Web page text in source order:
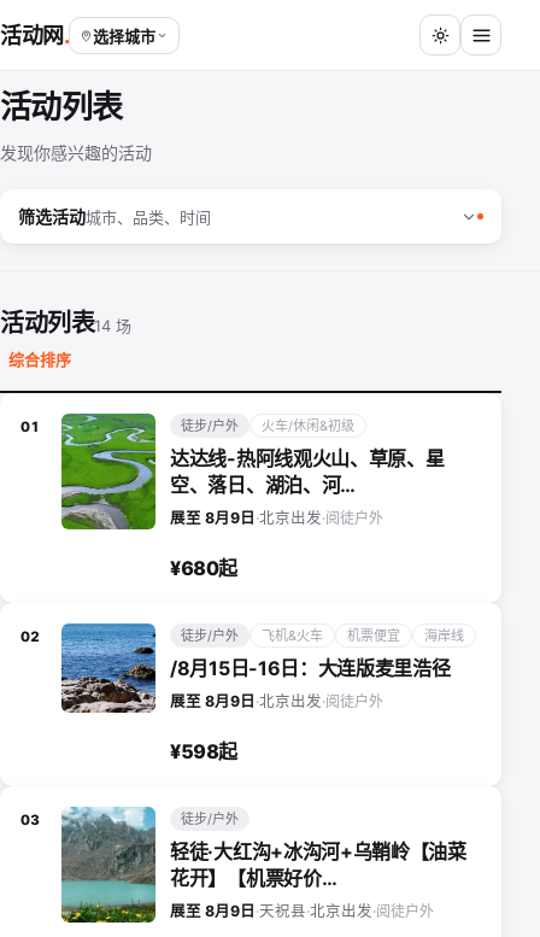
活动网 选择城市
活动列表
发现你感兴趣的活动
筛选活动城市、品类、时间
活动列表14 场
综合排序
01 徒步/户外 火车/休闲&初级
达达线-热阿线观火山、草原、星
空、落日、湖泊、河…
展至 8月9日 ·北京出发·阅徒户外
¥680起
02 徒步/户外 飞机&火车 机票便宜 海岸线
/8月15日-16日：大连版麦里浩径
展至 8月9日 ·北京出发·阅徒户外
¥598起
03 徒步/户外
轻徒·大红沟+冰沟河+乌鞘岭【油菜
花开】【机票好价…
展至 8月9日 ·天祝县·北京出发·阅徒户外